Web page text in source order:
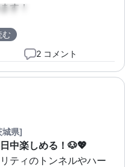
す！
む
2 コメント
城県]
中楽しめる！🐶💖
ティのトンネルやハー